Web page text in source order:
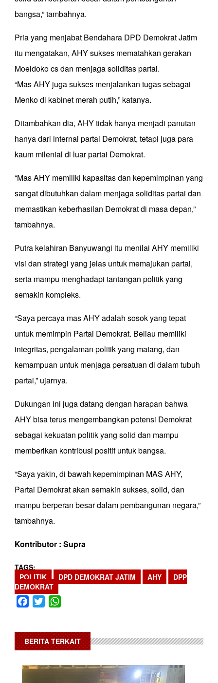
bangsa,” tambahnya.
Pria yang menjabat Bendahara DPD Demokrat Jatim
itu mengatakan, AHY sukses mematahkan gerakan
Moeldoko cs dan menjaga soliditas partai.
“Mas AHY juga sukses menjalankan tugas sebagai
Menko di kabinet merah putih,” katanya.
Ditambahkan dia, AHY tidak hanya menjadi panutan
hanya dari internal partai Demokrat, tetapi juga para
kaum milenial di luar partai Demokrat.
“Mas AHY memiliki kapasitas dan kepemimpinan yang
sangat dibutuhkan dalam menjaga soliditas partai dan
memastikan keberhasilan Demokrat di masa depan,”
tambahnya.
Putra kelahiran Banyuwangi itu menilai AHY memiliki
visi dan strategi yang jelas untuk memajukan partai,
serta mampu menghadapi tantangan politik yang
semakin kompleks.
“Saya percaya mas AHY adalah sosok yang tepat
untuk memimpin Partai Demokrat. Beliau memiliki
integritas, pengalaman politik yang matang, dan
kemampuan untuk menjaga persatuan di dalam tubuh
partai,” ujarnya.
Dukungan ini juga datang dengan harapan bahwa
AHY bisa terus mengembangkan potensi Demokrat
sebagai kekuatan politik yang solid dan mampu
memberikan kontribusi positif untuk bangsa.
“Saya yakin, di bawah kepemimpinan MAS AHY,
Partai Demokrat akan semakin sukses, solid, dan
mampu berperan besar dalam pembangunan negara,”
tambahnya.
Kontributor : Supra
TAGS
POLITIK
DPD DEMOKRAT JATIM AHY
DPP
DEMOKRAT
Facebook
Twitter
BERITA TERKAIT